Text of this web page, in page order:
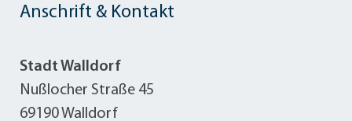
Anschrift & Kontakt
Stadt Walldorf
Nußlocher Straße 45
69190 Walldorf